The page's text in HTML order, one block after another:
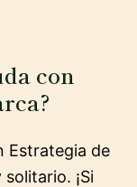
con
Estrategia de
¡Si